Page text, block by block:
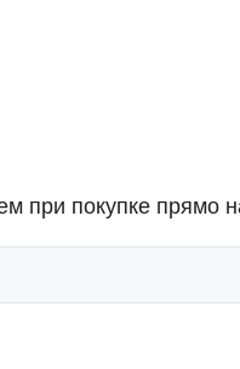
при покупке прямо